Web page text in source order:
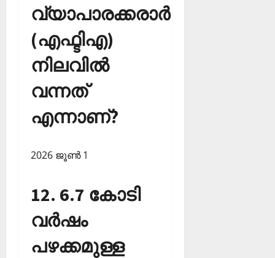
വ്യാപാരക്കരാര്‍
(എഫ്ടിഎ)
നിലവില്‍
വന്നത്
എന്നാണ്?
2026 ജൂണ്‍ 1
12. 6.7 കോടി
വര്‍ഷം
പഴക്കമുള്ള